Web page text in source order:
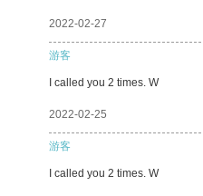
2022-02-27
游客
I called you 2 times. W
2022-02-25
游客
I called you 2 times. W